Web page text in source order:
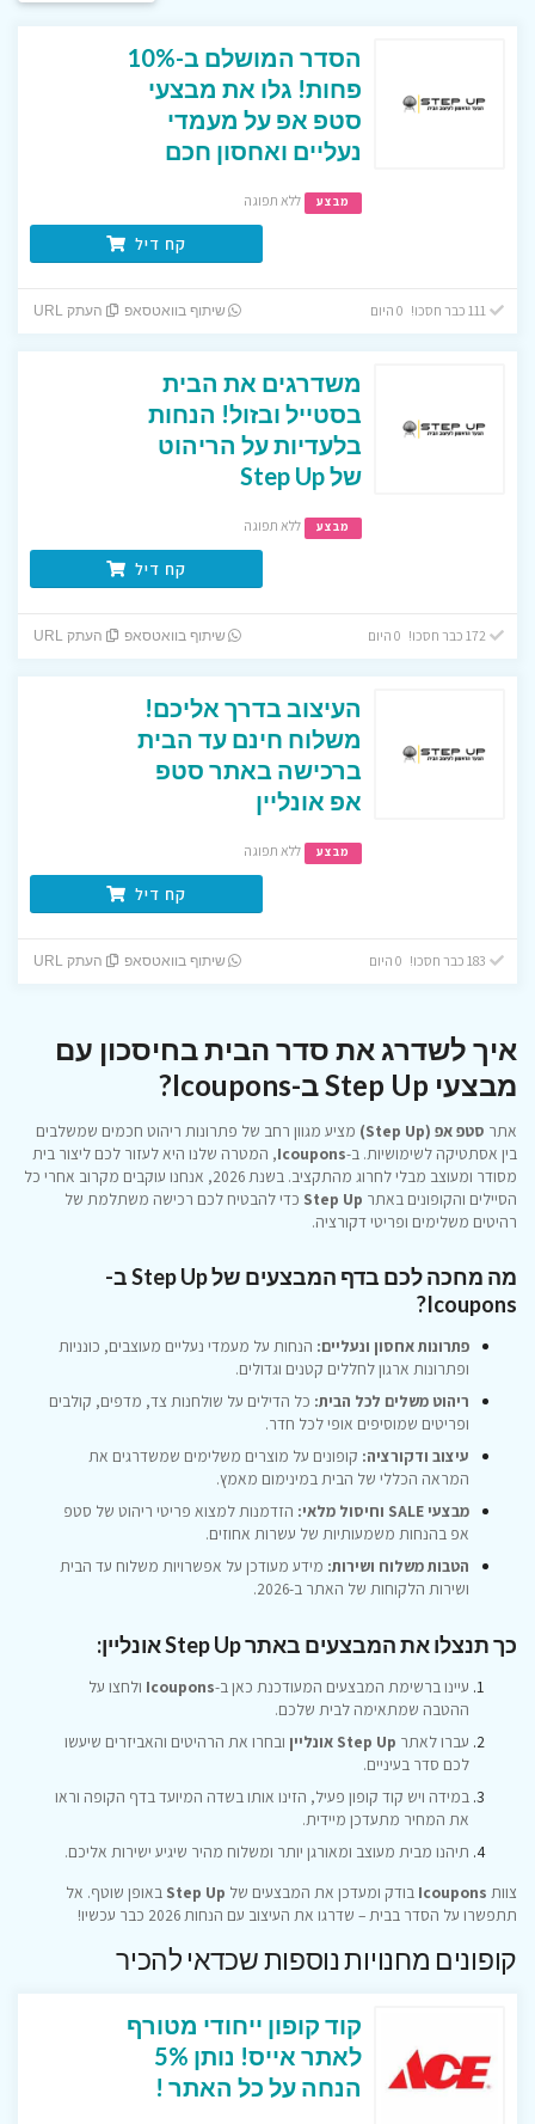
הסדר המושלם ב-10%
פחות! גלו את מבצעי
סטפ אפ על מעמדי
נעליים ואחסון חכם
מבצע ללא תפוגה
קח דיל
שיתוף בוואטסאפ העתק URL
משדרגים את הבית
בסטייל ובזול! הנחות
בלעדיות על הריהוט
של Step Up
מבצע ללא תפוגה
קח דיל
שיתוף בוואטסאפ העתק URL
העיצוב בדרך אליכם!
משלוח חינם עד הבית
ברכישה באתר סטפ
אפ אונליין
מבצע ללא תפוגה
קח דיל
שיתוף בוואטסאפ העתק URL
איך לשדרג את סדר הבית בחיסכון עם
מבצעי Step Up ב-Icoupons?
אתר סטפ אפ (Step Up)
מציע מגוון רחב של פתרונות ריהוט חכמים שמשלבים
בין אסתטיקה לשימושיות. ב-Icoupons, המטרה שלנו היא לעזור לכם ליצור בית
מסודר ומעוצב מבלי לחרוג מהתקציב. בשנת 2026, אנחנו עוקבים מקרוב אחרי כל
הסיילים והקופונים באתר Step Up כדי להבטיח לכם רכישה משתלמת של
רהיטים משלימים ופריטי דקורציה.
מה מחכה לכם בדף המבצעים של Step Up ב-
Icoupons?
פתרונות אחסון ונעליים: הנחות על מעמדי נעליים מעוצבים, כונניות
ופתרונות ארגון לחללים קטנים וגדולים.
ריהוט משלים לכל הבית: כל הדילים על שולחנות צד, מדפים, קולבים
ופריטים שמוסיפים אופי לכל חדר.
עיצוב ודקורציה: קופונים על מוצרים משלימים שמשדרגים את
המראה הכללי של הבית במינימום מאמץ.
מבצעי SALE וחיסול מלאי:
הזדמנות למצוא פריטי ריהוט של סטפ
אפ בהנחות משמעותיות של עשרות אחוזים.
הטבות משלוח ושירות: מידע מעודכן על אפשרויות משלוח עד הבית
ושירות הלקוחות של האתר ב-2026.
כך תנצלו את המבצעים באתר Step Up אונליין:
עיינו ברשימת המבצעים המעודכנת כאן ב-Icoupons ולחצו על
ההטבה שמתאימה לבית שלכם.
עברו לאתר Step Up אונליין
ובחרו את הרהיטים והאביזרים שיעשו
לכם סדר בעיניים.
במידה ויש קוד קופון פעיל, הזינו אותו בשדה המיועד בדף הקופה וראו
את המחיר מתעדכן מיידית.
תיהנו מבית מעוצב ומאורגן יותר ומשלוח מהיר שיגיע ישירות אליכם.
צוות Icoupons בודק ומעדכן את המבצעים של Step Up באופן שוטף. אל
תתפשרו על הסדר בבית – שדרגו את העיצוב עם הנחות 2026 כבר עכשיו!
קופונים מחנויות נוספות שכדאי להכיר
קוד קופון ייחודי מטורף
לאתר אייס! נותן 5%
הנחה על כל האתר !